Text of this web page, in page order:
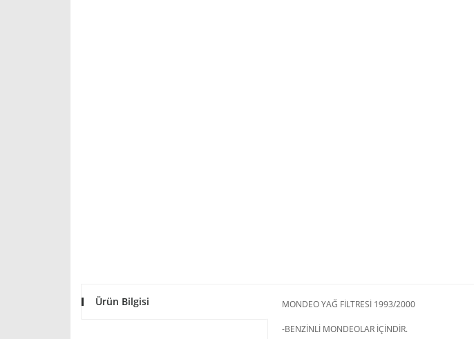
Ürün Bilgisi MONDEO YAĞ FİLTRESİ 1993/2000
-BENZİNLİ MONDEOLAR İÇİNDİR.